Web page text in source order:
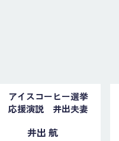
アイスコーヒー選挙
応援演説 井出夫妻
井出 航